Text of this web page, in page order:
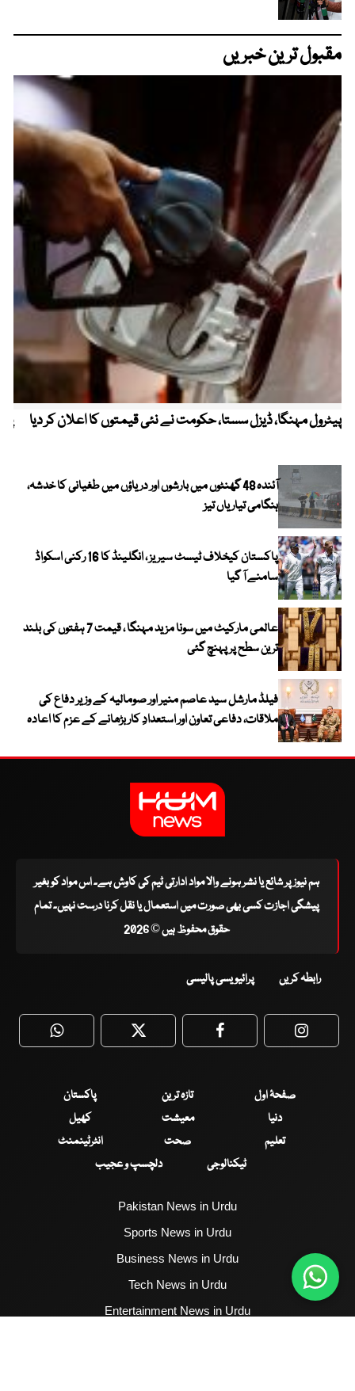
مقبول ترین خبریں
پیٹرول مہنگا، ڈیزل سستا، حکومت نے نئی قیمتوں کا اعلان کر دیا
آئندہ 48 گھنٹوں میں بارشوں اور دریاؤں میں طغیانی کا خدشہ،
ہنگامی تیاریاں تیز
پاکستان کیخلاف ٹیسٹ سیریز ، انگلینڈ کا 16 رکنی اسکواڈ
سامنے آ گیا
عالمی مارکیٹ میں سونا مزید مہنگا ، قیمت 7 ہفتوں کی بلند
ترین سطح پر پہنچ گئی
فیلڈ مارشل سید عاصم منیر اور صومالیہ کے وزیر دفاع کی
ملاقات، دفاعی تعاون اور استعدادِ کار بڑھانے کے عزم کا اعادہ
ہم نیوز پر شائع یا نشر ہونے والا مواد ادارتی ٹیم کی کاوش ہے۔ اس مواد کو بغیر
پیشگی اجازت کسی بھی صورت میں استعمال یا نقل کرنا درست نہیں۔ تمام
حقوق محفوظ ہیں © 2026
رابطہ کریں پرائیویسی پالیسی
WhatsApp Twitter Facebook
صفحۂ اول تازہ ترین
پاکستان
دنیا
معیشت
کھیل
تعلیم
صحت
انٹرٹینمنٹ
ٹیکنالوجی
دلچسپ و عجیب
Pakistan News in Urdu
Sports News in Urdu
Business News in Urdu
Tech News in Urdu
Entertainment News in Urdu